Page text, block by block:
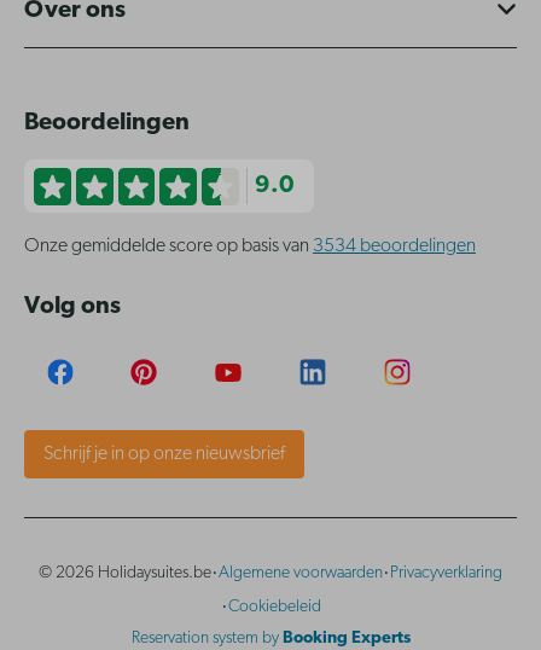
Over ons
Beoordelingen
9.0
Onze gemiddelde score op basis van 3534 beoordelingen
Volg ons
Schrijf je in op onze nieuwsbrief
© 2026 Holidaysuites.be·Algemene voorwaarden· Privacyverklaring
·Cookiebeleid
Reservation system by Booking Experts